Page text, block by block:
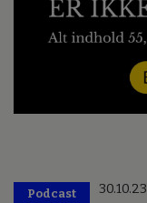
Podcast 30.10.23